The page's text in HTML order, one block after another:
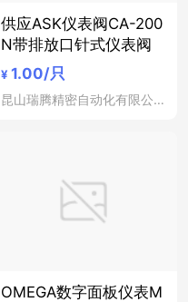
供应ASK仪表阀CA-200
N带排放口针式仪表阀
¥ 1.00/只
昆山瑞腾精密自动化有限公司
OMEGA数字面板仪表M